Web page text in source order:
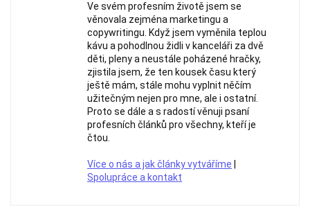
Ve svém profesním životě jsem se
věnovala zejména marketingu a
copywritingu. Když jsem vyměnila teplou
kávu a pohodlnou židli v kanceláři za dvě
děti, pleny a neustále poházené hračky,
zjistila jsem, že ten kousek času který
ještě mám, stále mohu vyplnit něčím
užitečným nejen pro mne, ale i ostatní.
Proto se dále a s radostí věnuji psaní
profesních článků pro všechny, kteří je
čtou.
Více o nás a jak články vytváříme
Spolupráce a kontakt